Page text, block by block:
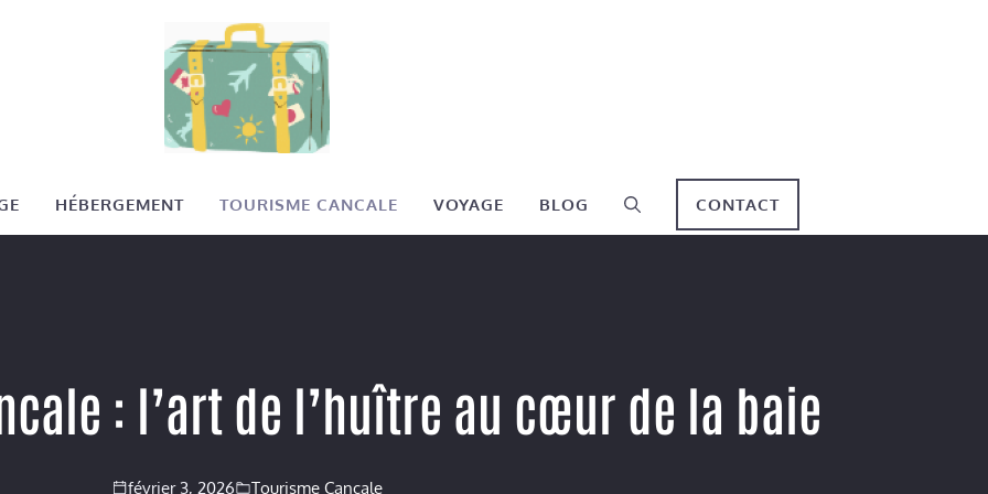
HÉBERGEMENT TOURISME CANCALE VOYAGE BLOG CONTACT
: l’art de l’huître au cœur de la baie
février 3, 2026 Tourisme Cancale